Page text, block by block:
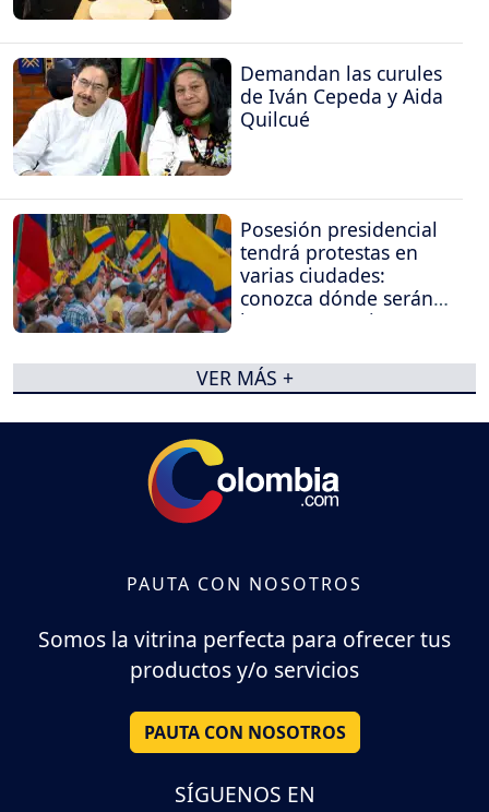
Demandan las curules
de Iván Cepeda y Aida
Quilcué
Posesión presidencial
tendrá protestas en
varias ciudades:
conozca dónde serán
las concentraciones
VER MÁS +
PAUTA CON NOSOTROS
Somos la vitrina perfecta para ofrecer tus
productos y/o servicios
PAUTA CON NOSOTROS
SÍGUENOS EN